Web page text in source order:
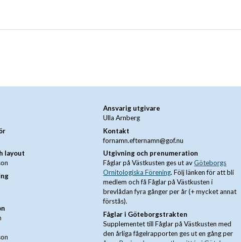
layout
Ansvarig utgivare
Ulla Arnberg
Kontakt
fornamn.efternamn@gof.nu
Utgivning och prenumeration
Fåglar på Västkusten ges ut avGöteborgs
Ornitologiska Förening. Följ länken för att bli
medlem och få Fåglar på Västkusten i
brevlådan fyra gånger per år (+ mycket annat
förstås).
Fåglar i Göteborgstrakten
Supplementet till Fåglar på Västkusten med
den årliga fågelrapporten ges ut en gång per